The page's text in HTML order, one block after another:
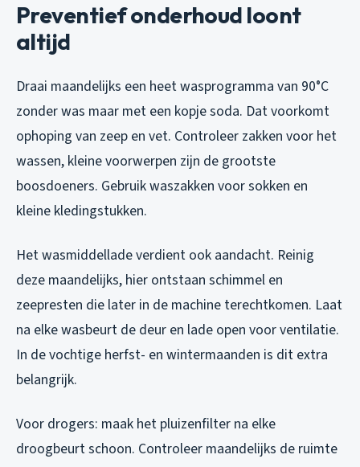
Preventief onderhoud loont
altijd
Draai maandelijks een heet wasprogramma van 90°C
zonder was maar met een kopje soda. Dat voorkomt
ophoping van zeep en vet. Controleer zakken voor het
wassen, kleine voorwerpen zijn de grootste
boosdoeners. Gebruik waszakken voor sokken en
kleine kledingstukken.
Het wasmiddellade verdient ook aandacht. Reinig
deze maandelijks, hier ontstaan schimmel en
zeepresten die later in de machine terechtkomen. Laat
na elke wasbeurt de deur en lade open voor ventilatie.
In de vochtige herfst- en wintermaanden is dit extra
belangrijk.
Voor drogers: maak het pluizenfilter na elke
droogbeurt schoon. Controleer maandelijks de ruimte